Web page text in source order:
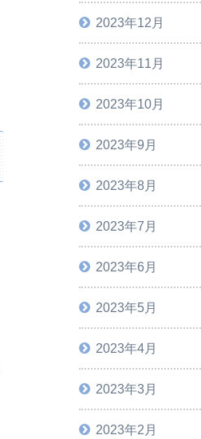
2023年12月
2023年11月
2023年10月
2023年9月
2023年8月
2023年7月
2023年6月
2023年5月
2023年4月
2023年3月
2023年2月